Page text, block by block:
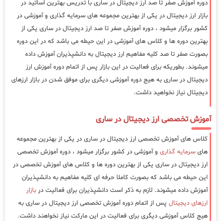
دوره آموزش صفر تا صد ارز دیجیتال در ساری با تدریس بهترین اساتید در
بازار ارز دیجیتال در یکی از بهترین مجموعه های سرمایه گذاری و آموزشی در
کشور برگزار میشود ، دوره آموزش صفر تا صد ارز دیجیتال در ساری یکی از
بهترین دوره ها و کلاس های آموزشی در این حیطه می باشد که در این دوره
بصورت صفر تا صد کلیه مفاهیم ارز دیجیتال به دانشپذیران آموزش داده
میشوند. بطوریکه برای فعالیت در این بازار پس از اتمام دوره آموزش ارز
دیجیتال در ساری به هیج دوره آموزشی دیگری برای موفق شدن در بازار ارزهای
دیجیتال نیاز نخواهید داشت.
آموزش تخصصی ارز دیجیتال در ساری
کلاس های آموزش تخصصی ارز دیجیتال در ساری در یکی از بهترین مجموعه
های سرمایه گذاری و آموزشی در کشور برگزار میشود ، دوره آموزش تخصصی
ارز دیجیتال در ساری یکی از بهترین دوره ها و کلاس های آموزش تخصصی در
این حیطه می باشد که بصورت کاملا حرفه ای کلیه مفاهیم به دانشپذیران
آموزش داده میشوند. لازم به ذکر است دانشپذیران برای فعالیت در بازار
ارزهای دیجیتال پس از اتمام دوره آموزش تخصصی ارز دیجیتال در ساری به
هیج کلاس آموزشی دیگری برای فعالیت در این مارکت نیاز نخواهند داشت.